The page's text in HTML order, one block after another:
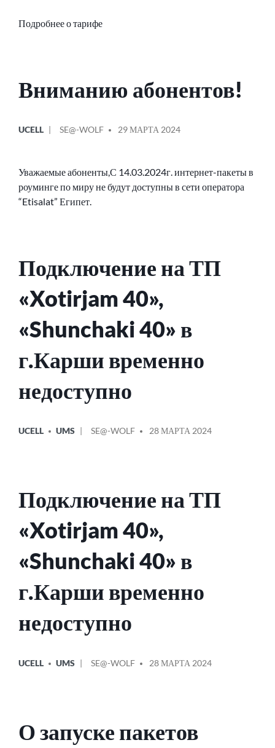
Подробнее о тарифе
Вниманию абонентов!
В
UCELL
ОТ
SE@-WOLF 29 МАРТА 2024
Уважаемые абоненты,С 14.03.2024г. интернет-пакеты в
роуминге по миру не будут доступны в сети оператора
“Etisalat” Египет.
Подключение на ТП
«Xotirjam 40»,
«Shunchaki 40» в
г.Карши временно
недоступно
В
UCELL UMS
ОТ
SE@-WOLF 28 МАРТА 2024
Подключение на ТП
«Xotirjam 40»,
«Shunchaki 40» в
г.Карши временно
недоступно
В
UCELL UMS
ОТ
SE@-WOLF 28 МАРТА 2024
О запуске пакетов